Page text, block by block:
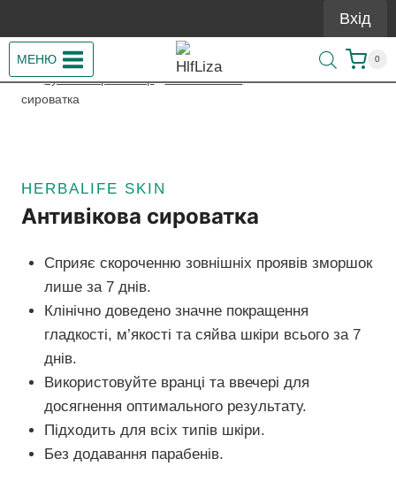
до
вмісту
Вхід
МЕНЮ 0
/ Купити Гербалайф / Herbalife Skin / Антивікова
сироватка
HERBALIFE SKIN
Антивікова сироватка
Сприяє скороченню зовнішніх проявів зморшок
лише за 7 днів.
Клінічно доведено значне покращення
гладкості, м’якості та сяйва шкіри всього за 7
днів.
Використовуйте вранці та ввечері для
досягнення оптимального результату.
Підходить для всіх типів шкіри.
Без додавання парабенів.